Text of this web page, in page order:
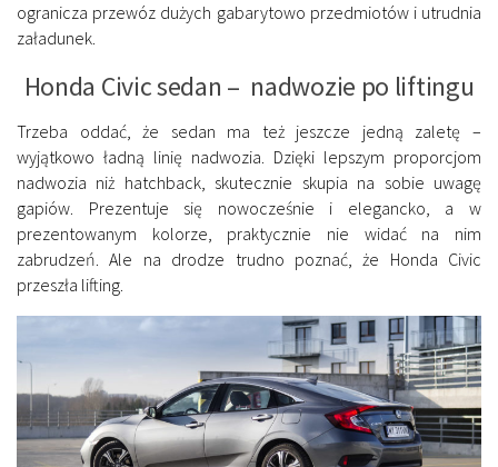
ogranicza przewóz dużych gabarytowo przedmiotów i utrudnia
załadunek.
Honda Civic sedan – nadwozie po liftingu
Trzeba oddać, że sedan ma też jeszcze jedną zaletę –
wyjątkowo ładną linię nadwozia. Dzięki lepszym proporcjom
nadwozia niż hatchback, skutecznie skupia na sobie uwagę
gapiów. Prezentuje się nowocześnie i elegancko, a w
prezentowanym kolorze, praktycznie nie widać na nim
zabrudzeń. Ale na drodze trudno poznać, że Honda Civic
przeszła lifting.